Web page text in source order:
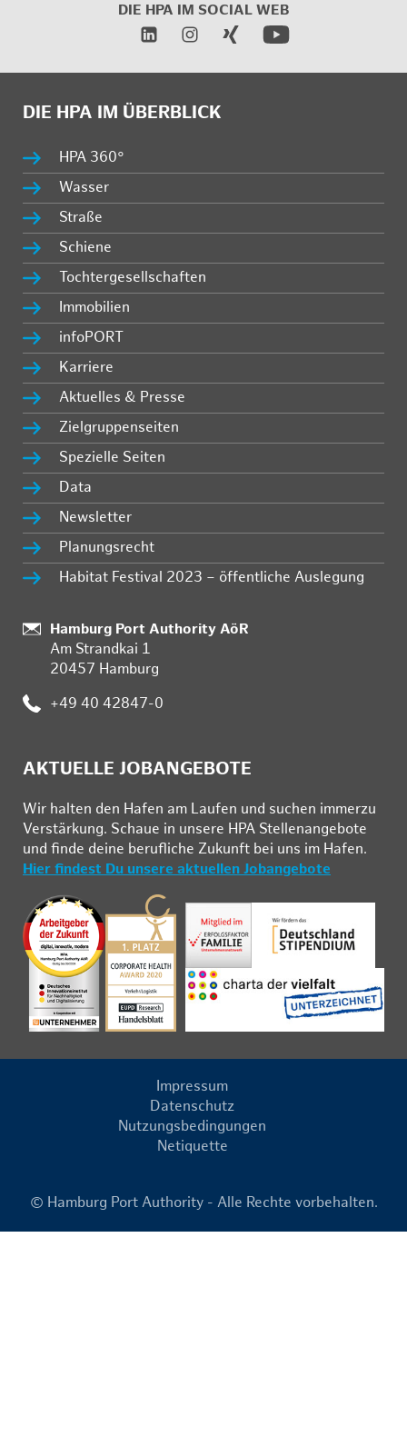
DIE HPA IM SOCIAL WEB
DIE HPA IM ÜBERBLICK
HPA 360°
Wasser
Straße
Schiene
Tochtergesellschaften
Immobilien
infoPORT
Karriere
Aktuelles & Presse
Zielgruppenseiten
Spezielle Seiten
Data
Newsletter
Planungsrecht
Habitat Festival 2023 – öffentliche Auslegung
Standort:
Hamburg Port Authority AöR
Am Strandkai 1
20457 Hamburg
Telefon:
+49 40 42847-0
AKTUELLE JOBANGEBOTE
Wir hal­ten den Ha­fen am Lau­fen und su­chen im­mer­zu
Ver­stär­kung. Schau­e in un­se­re HPA Stel­len­an­ge­bo­te
und fin­de deine be­ruf­li­che Zu­kunft bei uns im Ha­fen.
Hier findest Du unsere aktuellen Jobangebote
Impressum
Datenschutz
Nutzungsbedingungen
Netiquette
© Hamburg Port Authority - Alle Rechte vorbehalten.